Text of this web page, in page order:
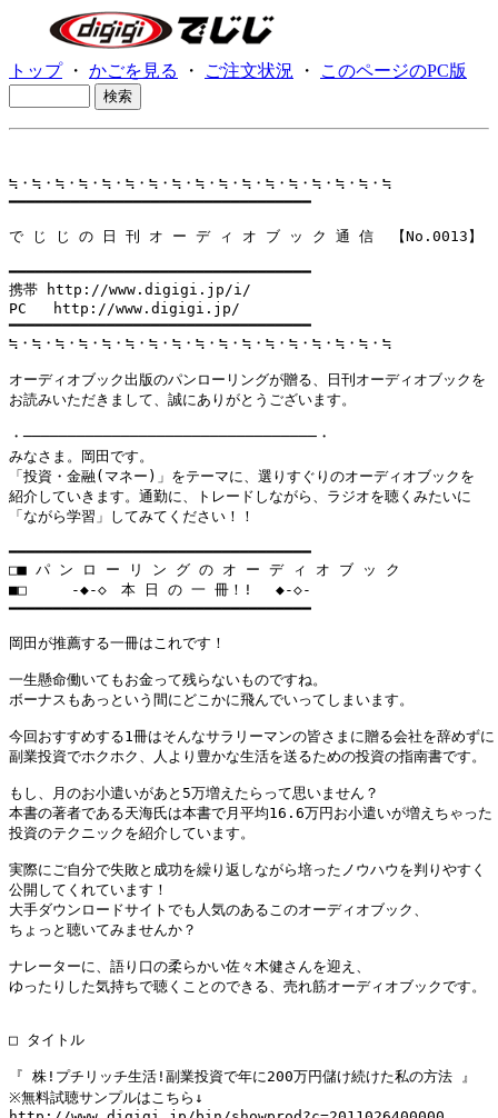
トップ・ かごを見る ・ ご注文状況 ・ このページのPC版
≒・≒・≒・≒・≒・≒・≒・≒・≒・≒・≒・≒・≒・≒・≒・≒・≒
━━━━━━━━━━━━━━━━━━━━━━━━━━━━━━━━━━
で じ じ の 日 刊 オ ー デ ィ オ ブ ッ ク 通 信  【No.0013】
━━━━━━━━━━━━━━━━━━━━━━━━━━━━━━━━━━
携帯 http://www.digigi.jp/i/
PC   http://www.digigi.jp/
━━━━━━━━━━━━━━━━━━━━━━━━━━━━━━━━━━
≒・≒・≒・≒・≒・≒・≒・≒・≒・≒・≒・≒・≒・≒・≒・≒・≒
オーディオブック出版のパンローリングが贈る、日刊オーディオブックを
お読みいただきまして、誠にありがとうございます。
・─────────────────────────────────・
みなさま。岡田です。
「投資・金融(マネー)」をテーマに、選りすぐりのオーディオブックを
紹介していきます。通勤に、トレードしながら、ラジオを聴くみたいに
「ながら学習」してみてください！！
━━━━━━━━━━━━━━━━━━━━━━━━━━━━━━━━━━
□■ パ ン ロ ー リ ン グ の オ ー デ ィ オ ブ ッ ク
■□     -◆-◇　本 日 の 一 冊！! 　◆-◇-
━━━━━━━━━━━━━━━━━━━━━━━━━━━━━━━━━━
岡田が推薦する一冊はこれです！
一生懸命働いてもお金って残らないものですね。
ボーナスもあっという間にどこかに飛んでいってしまいます。
今回おすすめする1冊はそんなサラリーマンの皆さまに贈る会社を辞めずに
副業投資でホクホク、人より豊かな生活を送るための投資の指南書です。
もし、月のお小遣いがあと5万増えたらって思いません？
本書の著者である天海氏は本書で月平均16.6万円お小遣いが増えちゃった
投資のテクニックを紹介しています。
実際にご自分で失敗と成功を繰り返しながら培ったノウハウを判りやすく
公開してくれています！
大手ダウンロードサイトでも人気のあるこのオーディオブック、
ちょっと聴いてみませんか？
ナレーターに、語り口の柔らかい佐々木健さんを迎え、
ゆったりした気持ちで聴くことのできる、売れ筋オーディオブックです。
□ タイトル
『 株!プチリッチ生活!副業投資で年に200万円儲け続けた私の方法 』
※無料試聴サンプルはこちら↓